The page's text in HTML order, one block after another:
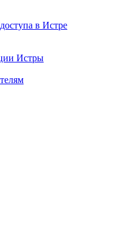
в Истре
Истры